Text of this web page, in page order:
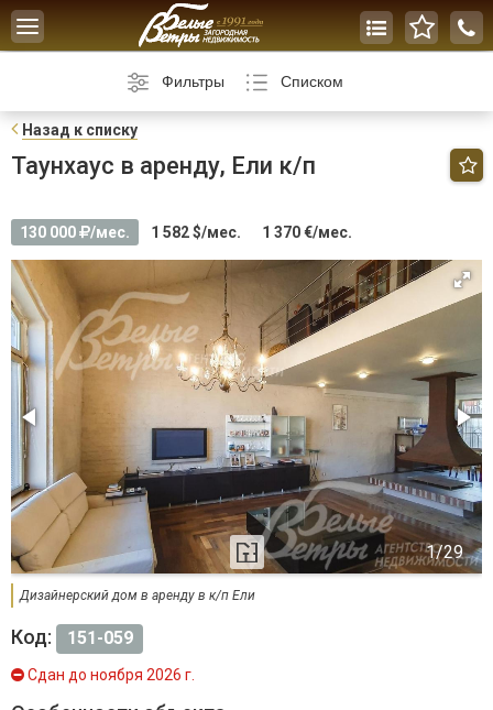
Toggle
navigation
Фильтры Списком
Назад к списку
Таунхаус в аренду, Ели к/п
130 000 /мес. 1 582 $/мес. 1 370 €/мес.
Дизайнерский дом в аренду в к/п Ели
Код: 151-059
Сдан до ноября 2026 г.